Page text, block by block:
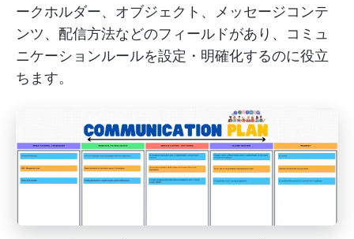
ークホルダー、オブジェクト、メッセージコンテ
ンツ、配信方法などのフィールドがあり、コミュ
ニケーションルールを設定・明確化するのに役立
ちます。